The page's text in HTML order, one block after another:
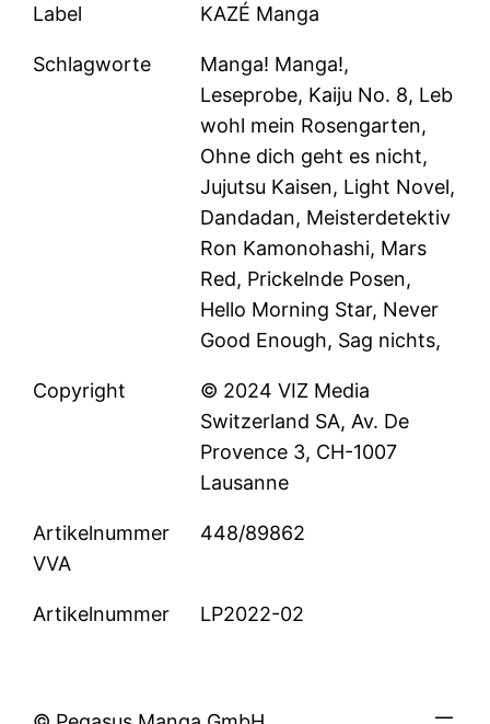
Label KAZÉ Manga
Schlagworte
Manga! Manga!,
Leseprobe, Kaiju No. 8, Leb
wohl mein Rosengarten,
Ohne dich geht es nicht,
Jujutsu Kaisen, Light Novel,
Dandadan, Meisterdetektiv
Ron Kamonohashi, Mars
Red, Prickelnde Posen,
Hello Morning Star, Never
Good Enough, Sag nichts,
Copyright
© 2024 VIZ Media
Switzerland SA, Av. De
Provence 3, CH-1007
Lausanne
Artikelnummer
VVA
448/89862
Artikelnummer LP2022-02